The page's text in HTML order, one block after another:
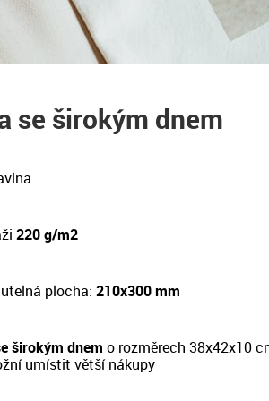
se širokým dnem
220 g/m2
plocha: 210x300 mm
širokým dnem o rozměrech 38x42x10
umístit větší nákupy